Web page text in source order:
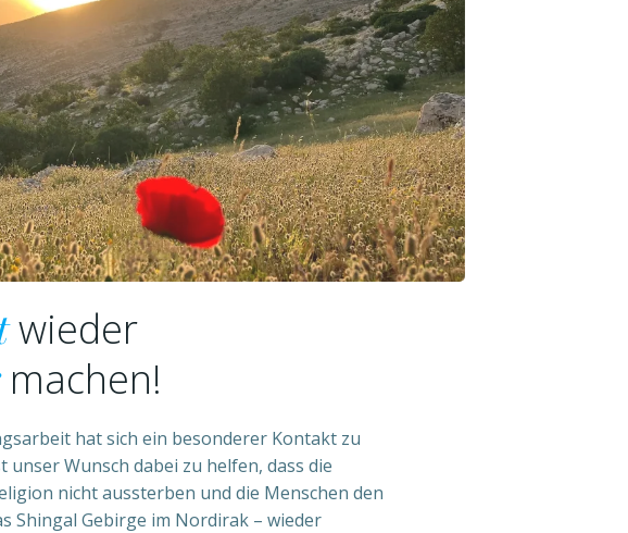
wieder
machen!
hat sich ein besonderer Kontakt zu
unser Wunsch dabei zu helfen, dass die
nicht aussterben und die Menschen den
Shingal Gebirge im Nordirak – wieder